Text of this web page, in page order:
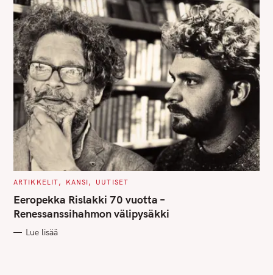
C
T
E
G
O
I
ARTIKKELIT KANSI UUTISET
Eeropekka Rislakki 70 vuotta –
Renessanssihahmon välipysäkki
Lue lisää